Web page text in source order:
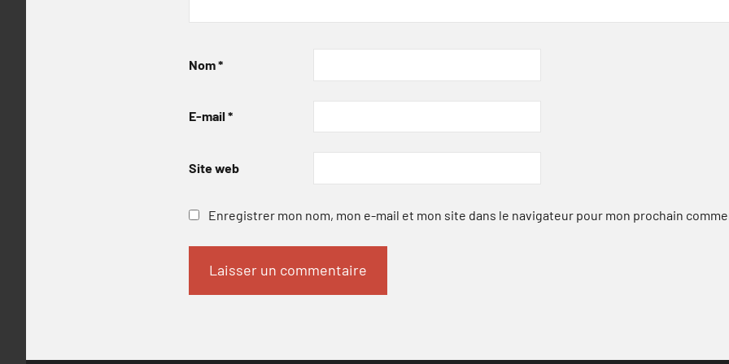
Nom*
E-mail *
Site web
Enregistrer mon nom, mon e-mail et mon site dans le navigateur pour mon prochain